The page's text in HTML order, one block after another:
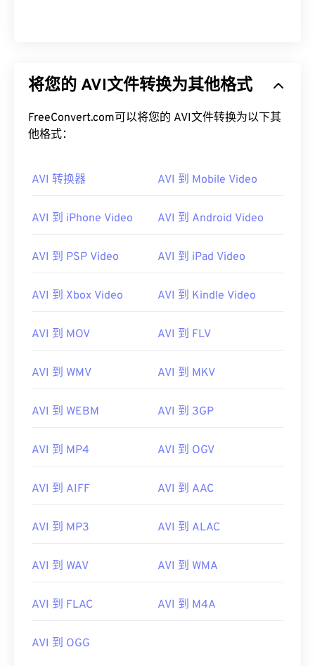
将您的 AVI文件转换为其他格式
FreeConvert.com可以将您的 AVI文件转换为以下其
他格式：
AVI 转换器 AVI 到 Mobile Video
AVI 到 iPhone Video AVI 到 Android Video
AVI 到 PSP Video AVI 到 iPad Video
AVI 到 Xbox Video AVI 到 Kindle Video
AVI 到 MOV AVI 到 FLV
AVI 到 WMV AVI 到 MKV
AVI 到 WEBM AVI 到 3GP
AVI 到 MP4 AVI 到 OGV
AVI 到 AIFF AVI 到 AAC
AVI 到 MP3 AVI 到 ALAC
AVI 到 WAV AVI 到 WMA
AVI 到 FLAC AVI 到 M4A
AVI 到 OGG